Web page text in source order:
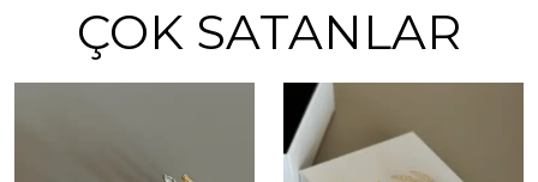
ÇOK SATANLAR